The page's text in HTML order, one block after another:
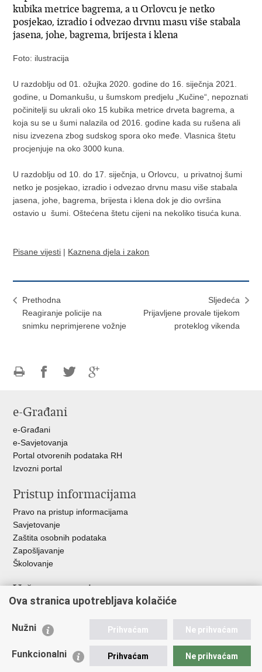
kubika metrice bagrema, a u Orlovcu je netko
posjekao, izradio i odvezao drvnu masu više stabala
jasena, johe, bagrema, brijesta i klena
Foto: ilustracija
U razdoblju od 01. ožujka 2020. godine do 16. siječnja 2021.
godine, u Domankušu, u šumskom predjelu „Kučine“, nepoznati
počinitelji su ukrali oko 15 kubika metrice drveta bagrema, a
koja su se u šumi nalazila od 2016. godine kada su rušena ali
nisu izvezena zbog sudskog spora oko međe. Vlasnica štetu
procjenjuje na oko 3000 kuna.
U razdoblju od 10. do 17. siječnja, u Orlovcu, u privatnoj šumi
netko je posjekao, izradio i odvezao drvnu masu više stabala
jasena, johe, bagrema, brijesta i klena dok je dio ovršina
ostavio u šumi. Oštećena štetu cijeni na nekoliko tisuća kuna.
Pisane vijesti | Kaznena djela i zakon
Prethodna
Reagiranje policije na
snimku neprimjerene vožnje
Sljedeća
Prijavljene provale tijekom
proteklog vikenda
FacebookuTwitteru
e-Građani
e-Građani
e-Savjetovanja
Portal otvorenih podataka RH
Izvozni portal
Pristup informacijama
Pravo na pristup informacijama
Savjetovanje
Zaštita osobnih podataka
Zapošljavanje
Školovanje
Važne poveznice
Ministarstvo unutarnjih poslova
Udruge
Policijska akademija
Ova stranica upotrebljava kolačiće
Nužni Prihvaćam Ne prihvaćam
Funkcionalni Prihvaćam Ne prihvaćam